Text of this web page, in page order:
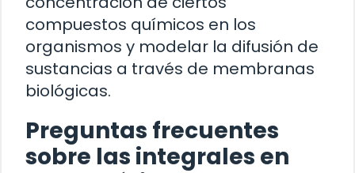
compuestos químicos en los
organismos y modelar la difusión de
sustancias a través de membranas
biológicas.
Preguntas frecuentes
sobre las integrales en